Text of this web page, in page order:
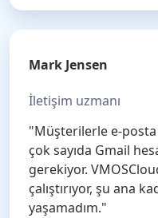
Mark Jensen
İletişim uzmanı
"Müşterilerle e-
çok sayıda Gmail
gerekiyor.
çalıştırıyor, şu ana
yaşamadım."